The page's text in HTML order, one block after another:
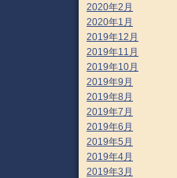
2020年2月
2020年1月
2019年12月
2019年11月
2019年10月
2019年9月
2019年8月
2019年7月
2019年6月
2019年5月
2019年4月
2019年3月